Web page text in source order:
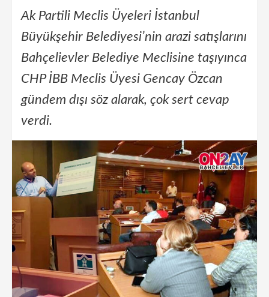
Ak Partili Meclis Üyeleri İstanbul
Büyükşehir Belediyesi’nin arazi satışlarını
Bahçelievler Belediye Meclisine taşıyınca
CHP İBB Meclis Üyesi Gencay Özcan
gündem dışı söz alarak, çok sert cevap
verdi.